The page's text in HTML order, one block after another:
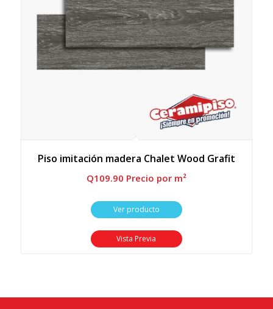
Piso imitación madera Chalet Wood Grafit
Q109.90 Precio por m²
Ver producto
Vista Previa